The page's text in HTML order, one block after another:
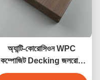
অ্যান্টি-কোরোসিওন WPC
কম্পোজিট Decking জলরোধী
বহিরঙ্গন বাগান মেঝে